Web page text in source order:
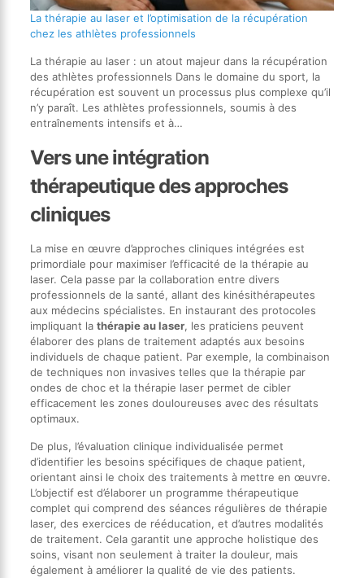
La thérapie au laser et l’optimisation de la récupération
chez les athlètes professionnels
La thérapie au laser : un atout majeur dans la récupération
des athlètes professionnels Dans le domaine du sport, la
récupération est souvent un processus plus complexe qu’il
n’y paraît. Les athlètes professionnels, soumis à des
entraînements intensifs et à…
Vers une intégration
thérapeutique des approches
cliniques
La mise en œuvre d’approches cliniques intégrées est
primordiale pour maximiser l’efficacité de la thérapie au
laser. Cela passe par la collaboration entre divers
professionnels de la santé, allant des kinésithérapeutes
aux médecins spécialistes. En instaurant des protocoles
impliquant la thérapie au laser, les praticiens peuvent
élaborer des plans de traitement adaptés aux besoins
individuels de chaque patient. Par exemple, la combinaison
de techniques non invasives telles que la thérapie par
ondes de choc et la thérapie laser permet de cibler
efficacement les zones douloureuses avec des résultats
optimaux.
De plus, l’évaluation clinique individualisée permet
d’identifier les besoins spécifiques de chaque patient,
orientant ainsi le choix des traitements à mettre en œuvre.
L’objectif est d’élaborer un programme thérapeutique
complet qui comprend des séances régulières de thérapie
laser, des exercices de rééducation, et d’autres modalités
de traitement. Cela garantit une approche holistique des
soins, visant non seulement à traiter la douleur, mais
également à améliorer la qualité de vie des patients.